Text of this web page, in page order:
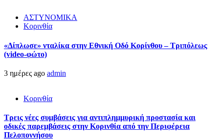
ΑΣΤΥΝΟΜΙΚΑ
Κορινθία
«Δίπλωσε» νταλίκα στην Εθνική Oδό Κορίνθου – Τριπόλεως
(video-φώτο)
3 ημέρες ago admin
Κορινθία
Τρεις νέες συμβάσεις για αντιπλημμυρική προστασία και
οδικές παρεμβάσεις στην Κορινθία από την Περιφέρεια
Πελοποννήσου